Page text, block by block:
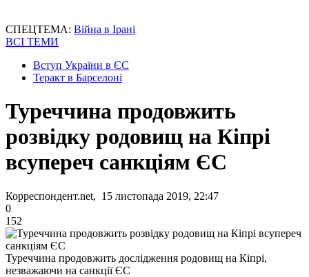
СПЕЦТЕМА: Війна в Ірані
ВСІ ТЕМИ
Вступ України в ЄС
Теракт в Барселоні
Туреччина продовжить
розвідку родовищ на Кіпрі
всупереч санкціям ЄС
Корреспондент.net, 15 листопада 2019, 22:47
0
152
Туреччина продовжить дослідження родовищ на Кіпрі,
незважаючи на санкції ЄС